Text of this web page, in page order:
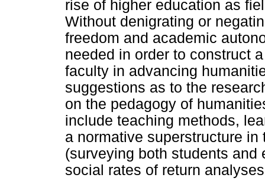
rise of higher education as
Without denigrating or
freedom and academic
needed in order to construct
faculty in advancing
suggestions as to the
on the pedagogy of
include teaching methods,
a normative superstructure
(surveying both students
social rates of return